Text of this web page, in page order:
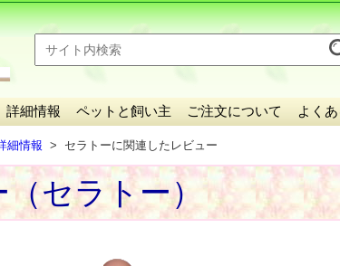
詳細情報 ペットと飼い主 ご注文について よく
細情報 セラトーに関連したレビュー
（セラトー）